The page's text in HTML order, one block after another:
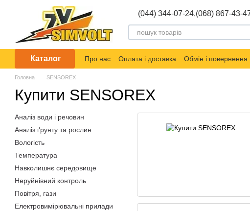
Перейти до основного контенту
(044) 344-07-24,(068) 867-43-
Каталог Про нас Оплата і доставка Обмін і повернення
Головна SENSOREX
Купити SENSOREX
Аналіз води і речовин
Аналіз ґрунту та рослин
Вологість
Температура
Навколишнє середовище
Неруйнівний контроль
Повітря, гази
Електровимірювальні прилади